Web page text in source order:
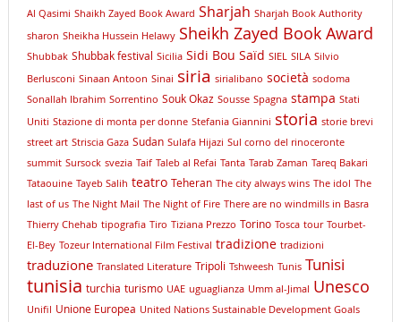
Al Qasimi Shaikh Zayed Book Award Sharjah Sharjah Book Authority
sharon Sheikha Hussein Helawy Sheikh Zayed Book Award
Shubbak Shubbak festival Sicilia Sidi Bou Saïd SIEL SILA Silvio
Berlusconi Sinaan Antoon Sinai siria sirialibano società sodoma
Sonallah Ibrahim Sorrentino Souk Okaz Sousse Spagna stampa Stati
Uniti Stazione di monta per donne Stefania Giannini storia storie brevi
street art Striscia Gaza Sudan Sulafa Hijazi Sul corno del rinoceronte
summit Sursock svezia Taif Taleb al Refai Tanta Tarab Zaman Tareq Bakari
Tataouine Tayeb Salih teatro Teheran The city always wins The idol The
last of us The Night Mail The Night of Fire There are no windmills in Basra
Thierry Chehab tipografia Tiro Tiziana Prezzo Torino Tosca tour Tourbet-
El-Bey Tozeur International Film Festival tradizione tradizioni
traduzione Translated Literature Tripoli Tshweesh Tunis Tunisi
tunisia turchia turismo UAE uguaglianza Umm al-Jimal Unesco
Unifil Unione Europea United Nations Sustainable Development Goals